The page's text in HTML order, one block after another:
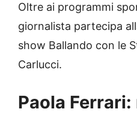
Oltre ai programmi
giornalista partecipa
show Ballando con le
Carlucci.
Paola